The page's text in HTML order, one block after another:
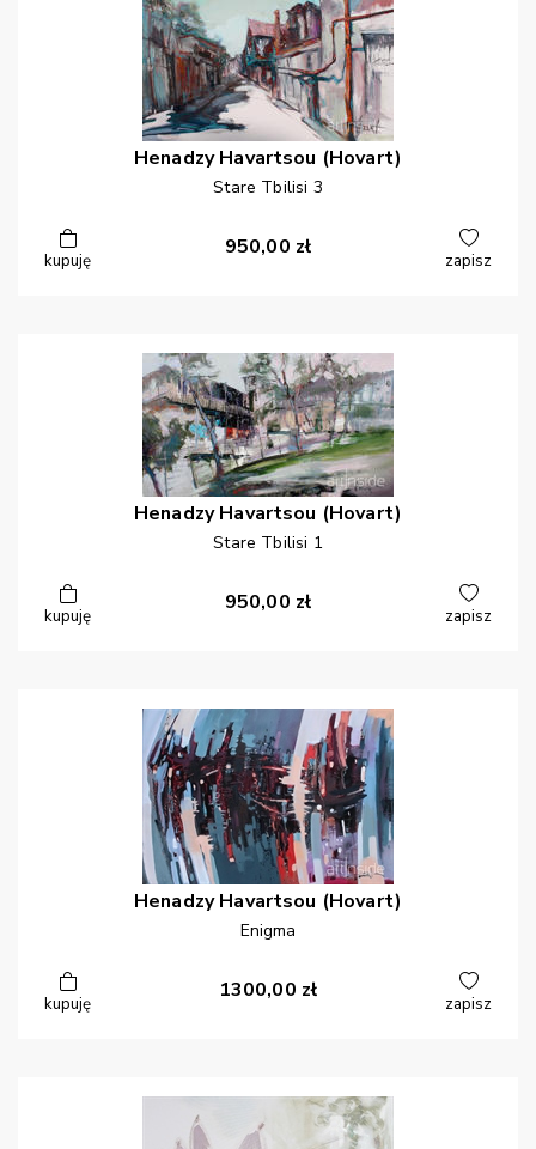
Henadzy Havartsou (Hovart)
Stare Tbilisi 3
kupuję
950,00 zł
zapisz
Henadzy Havartsou (Hovart)
Stare Tbilisi 1
kupuję
950,00 zł
zapisz
Henadzy Havartsou (Hovart)
Enigma
kupuję
1300,00 zł
zapisz